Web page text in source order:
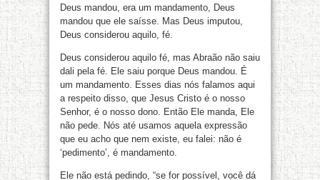
Deus mandou, era um mandamento, Deus
mandou que ele saísse. Mas Deus imputou,
Deus considerou aquilo, fé.
Deus considerou aquilo fé, mas Abraão não saiu
dali pela fé. Ele saiu porque Deus mandou. É
um mandamento. Esses dias nós falamos aqui
a respeito disso, que Jesus Cristo é o nosso
Senhor, é o nosso dono. Então Ele manda, Ele
não pede. Nós até usamos aquela expressão
que eu acho que nem existe, eu falei: não é
‘pedimento’, é mandamento.
Ele não está pedindo, “se for possível, você dá